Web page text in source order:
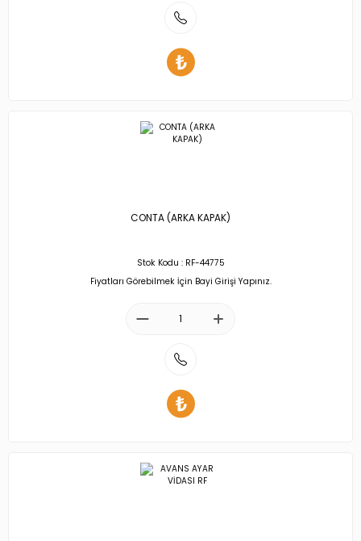
CONTA (ARKA KAPAK)
Stok Kodu : RF-44775
Fiyatları Görebilmek İçin Bayi Girişi Yapınız.